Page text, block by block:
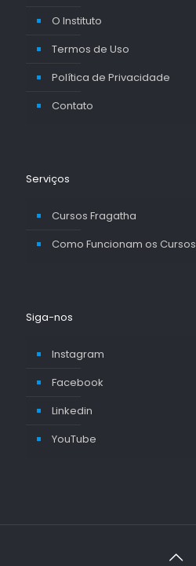
O Instituto
Termos de Uso
Política de Privacidade
Contato
Serviços
Cursos Fragatha
Como Funcionam os Cursos
Siga-nos
Instagram
Facebook
Linkedin
YouTube